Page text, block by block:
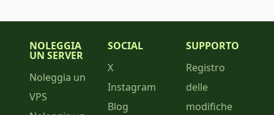
NOLEGGIA
UN SERVER
Noleggia un
VPS
SOCIAL
X
Instagram
Blog
SUPPORTO
Registro
delle
modifiche